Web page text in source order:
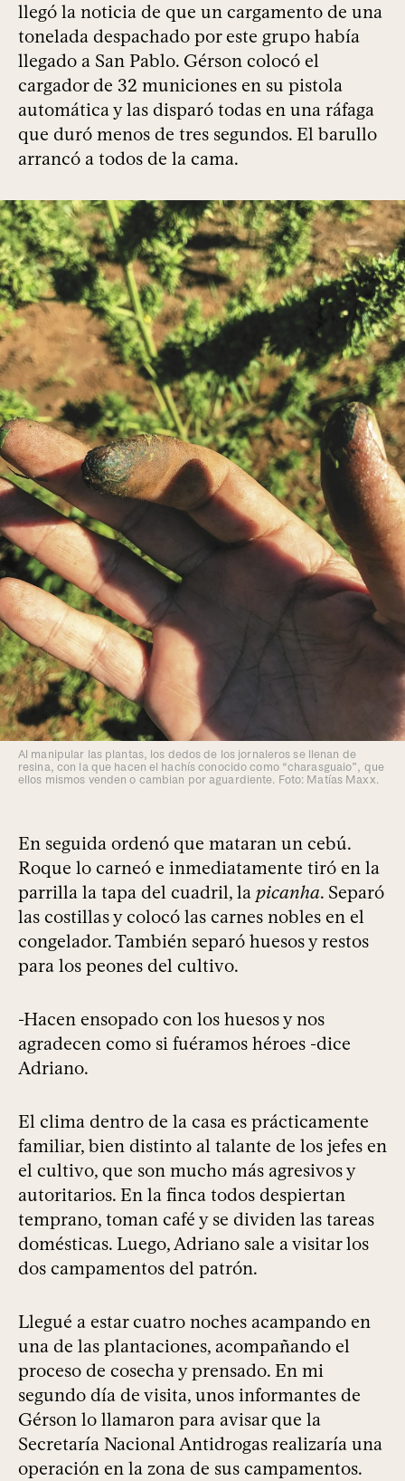
llegó la noticia de que un cargamento de una
tonelada despachado por este grupo había
llegado a San Pablo. Gérson colocó el
cargador de 32 municiones en su pistola
automática y las disparó todas en una ráfaga
que duró menos de tres segundos. El barullo
arrancó a todos de la cama.
Al manipular las plantas, los dedos de los jornaleros se llenan de
resina, con la que hacen el hachís conocido como “charasguaio”, que
ellos mismos venden o cambian por aguardiente. Foto: Matías Maxx.
En seguida ordenó que mataran un cebú.
Roque lo carneó e inmediatamente tiró en la
parrilla la tapa del cuadril, la picanha. Separó
las costillas y colocó las carnes nobles en el
congelador. También separó huesos y restos
para los peones del cultivo.
-Hacen ensopado con los huesos y nos
agradecen como si fuéramos héroes -dice
Adriano.
El clima dentro de la casa es prácticamente
familiar, bien distinto al talante de los jefes en
el cultivo, que son mucho más agresivos y
autoritarios. En la finca todos despiertan
temprano, toman café y se dividen las tareas
domésticas. Luego, Adriano sale a visitar los
dos campamentos del patrón.
Llegué a estar cuatro noches acampando en
una de las plantaciones, acompañando el
proceso de cosecha y prensado. En mi
segundo día de visita, unos informantes de
Gérson lo llamaron para avisar que la
Secretaría Nacional Antidrogas realizaría una
operación en la zona de sus campamentos.